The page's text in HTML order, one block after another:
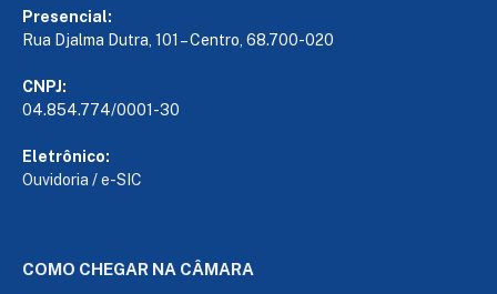
Presencial:
Rua Djalma Dutra, 101 – Centro, 68.700-020
CNPJ:
04.854.774/0001-30
Eletrônico:
Ouvidoria /e-SIC
COMO CHEGAR NA CÂMARA